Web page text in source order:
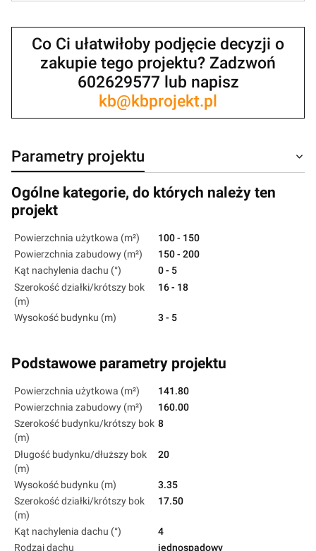
Co Ci ułatwiłoby podjęcie decyzji o
zakupie tego projektu? Zadzwoń
602629577 lub napisz
kb@kbprojekt.pl
Parametry projektu
Ogólne kategorie, do których należy ten
projekt
Powierzchnia użytkowa (m²)
100 - 150
Powierzchnia zabudowy (m²)
150 - 200
Kąt nachylenia dachu (°)
0 - 5
Szerokość działki/krótszy bok
(m)
16 - 18
Wysokość budynku (m) 3 - 5
Podstawowe parametry projektu
Powierzchnia użytkowa (m²)
141.80
Powierzchnia zabudowy (m²)
160.00
Szerokość budynku/krótszy bok
(m)
8
Długość budynku/dłuższy bok
(m)
20
Wysokość budynku (m)
3.35
Szerokość działki/krótszy bok
(m)
17.50
Kąt nachylenia dachu (°)
4
Rodzaj dachu
jednospadowy